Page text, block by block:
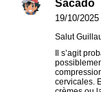
Sacado
19/10/2025
Salut
Il s’agit
cervicales.